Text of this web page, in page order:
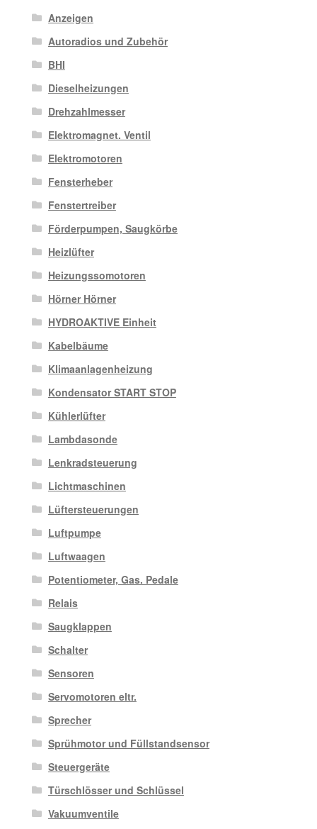
Anzeigen
Autoradios und Zubehör
BHI
Dieselheizungen
Drehzahlmesser
Elektromagnet. Ventil
Elektromotoren
Fensterheber
Fenstertreiber
Förderpumpen, Saugkörbe
Heizlüfter
Heizungssomotoren
Hörner Hörner
HYDROAKTIVE Einheit
Kabelbäume
Klimaanlagenheizung
Kondensator START STOP
Kühlerlüfter
Lambdasonde
Lenkradsteuerung
Lichtmaschinen
Lüftersteuerungen
Luftpumpe
Luftwaagen
Potentiometer, Gas. Pedale
Relais
Saugklappen
Schalter
Sensoren
Servomotoren eltr.
Sprecher
Sprühmotor und Füllstandsensor
Steuergeräte
Türschlösser und Schlüssel
Vakuumventile